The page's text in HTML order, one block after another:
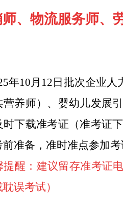
、物流服务师、
年10月12日 批次企业人
营养师）、婴幼儿发展
时下载准考证（准考证
准备，准时准点参加考
提醒：建议留存准考证
误考试）